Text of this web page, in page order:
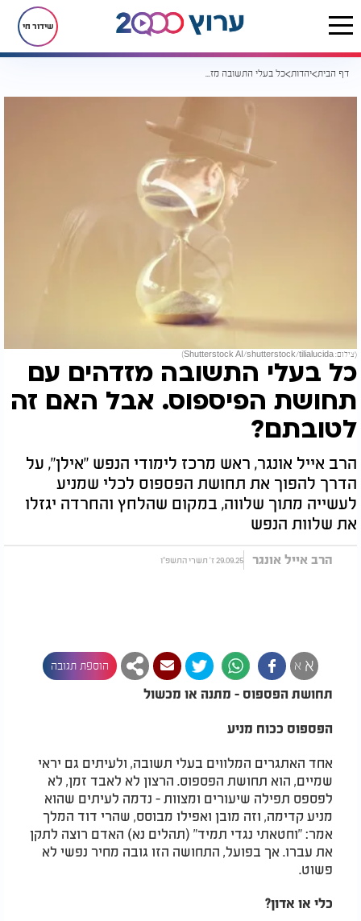
שידור חי
דף הבית יהדות כל בעלי התשובה מזדהים עם תחושת הפיספוס. אבל האם זה לטובתם?
(צילום: Shutterstock AI/shutterstock/tilialucida)
כל בעלי התשובה מזדהים עם
תחושת הפיספוס. אבל האם זה
לטובתם?
הרב אייל אונגר, ראש מרכז לימודי הנפש "אילן", על
הדרך להפוך את תחושת הפספוס לכלי שמניע
לעשייה מתוך שלווה, במקום שהלחץ והחרדה יגזלו
את שלוות הנפש
הרב אייל אונגר 29.09.25 ז' תשרי התשפ"ו
א א הוספת תגובה
תחושת הפספוס - מתנה או מכשול
הפספוס ככוח מניע
אחד האתגרים המלווים בעלי תשובה, ולעיתים גם יראי
שמיים, הוא תחושת הפספוס. הרצון לא לאבד זמן, לא
לפספס תפילה שיעורים ומצוות - נדמה לעיתים שהוא
מניע קדימה, וזה מובן ואפילו מבוסס, שהרי דוד המלך
אמר: "וחטאתי נגדי תמיד" (תהלים נא) האדם רוצה לתקן
את עברו. אך בפועל, התחושה הזו גובה מחיר נפשי לא
פשוט.
כלי או אדון?